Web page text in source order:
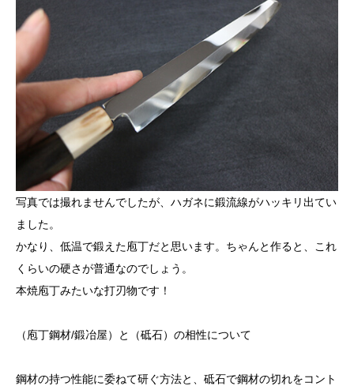
写真では撮れませんでしたが、ハガネに鍛流線がハッキリ出てい
ました。
かなり、低温で鍛えた庖丁だと思います。ちゃんと作ると、これ
くらいの硬さが普通なのでしょう。
本焼庖丁みたいな打刃物です！
（庖丁鋼材/鍛冶屋）と（砥石）の相性について
鋼材の持つ性能に委ねて研ぐ方法と、砥石で鋼材の切れをコント